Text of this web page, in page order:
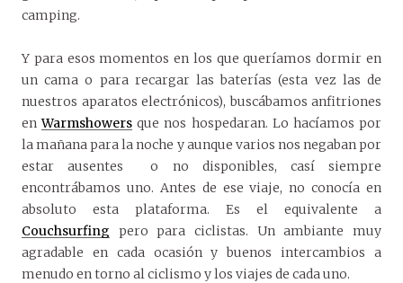
camping.
Y para esos momentos en los que queríamos dormir en
un cama o para recargar las baterías (esta vez las de
nuestros aparatos electrónicos), buscábamos anfitriones
enWarmshowers que nos hospedaran. Lo hacíamos por
la mañana para la noche y aunque varios nos negaban por
estar ausentes o no disponibles, casí siempre
encontrábamos uno. Antes de ese viaje, no conocía en
absoluto esta plataforma. Es el equivalente a
Couchsurfing pero para ciclistas. Un ambiante muy
agradable en cada ocasión y buenos intercambios a
menudo en torno al ciclismo y los viajes de cada uno.